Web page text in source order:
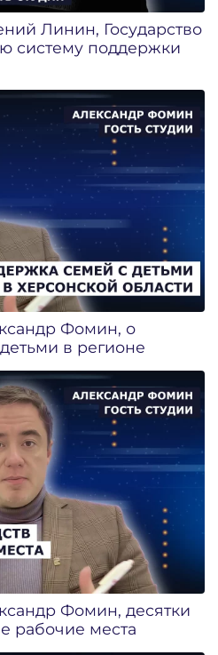
Линин, Государство
систему поддержки
Фомин, о
в регионе
Фомин, десятки
рабочие места